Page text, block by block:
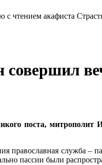
поста, митрополит
православная служба –
пассии были